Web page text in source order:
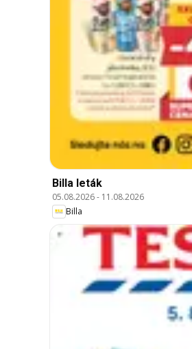
Billa leták
05.08.2026- 11.08.2026
Billa